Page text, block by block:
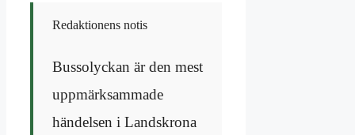
Redaktionens notis
Bussolyckan är den mest
uppmärksammade
händelsen i Landskrona